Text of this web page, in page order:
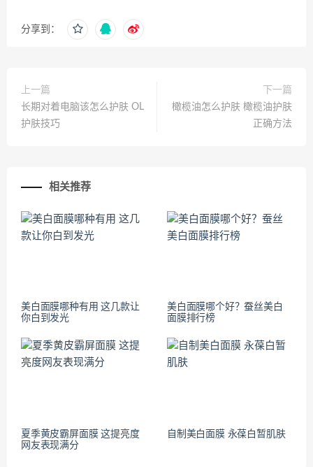
分享到：
上一篇
长期对着电脑该怎么护肤 OL
护肤技巧
下一篇
橄榄油怎么护肤 橄榄油护肤
正确方法
相关推荐
美白面膜哪种有用 这几款让
你白到发光
美白面膜哪个好？蚕丝美白
面膜排行榜
夏季黄皮霸屏面膜 这提亮度
网友表现满分
自制美白面膜 永葆白暂肌肤